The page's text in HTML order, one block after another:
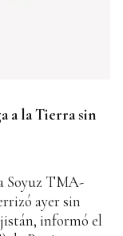
a la Tierra sin
Soyuz TMA-
ayer sin
informó el